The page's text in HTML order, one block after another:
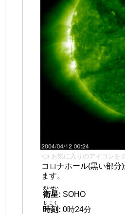
👈 お気に入りのアイコンを
コロナホール(黒い部分
ます。
衛星
えいせい
: SOHO
時刻
じこく
: 0時24分